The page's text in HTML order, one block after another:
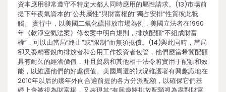
資本應用卻常遵守不特定大都人同時應用的屬性請求。(13)市場前
提下年夜氣資本的“公共屬性”與財富權的“獨占安排”性質彼此牴
觸。 實行中，以美國二氧化硫排放市場為例，美國立法者在1990
年《乾淨空氣法案》修改案中明白規則，排放配額“不組成財富
權”，可以由當局“終止”或“限制”而無須抵償。(14)與此同時，當局
卻又養精蓄銳向排放者和公用工作投資者包管，他們應當希冀配額
具有耐久的經濟價值，并且貿易和其他相干法令將實用于配額和效
能，以維護他們的好處價值。美國周遭的狀況維護署有興趣識地在
2010年以后的幾年外向合適前提的各方分派配額，以確保它們基
礎上會被視為財富權，又表現其“有興趣將排放配額視為盡對財富